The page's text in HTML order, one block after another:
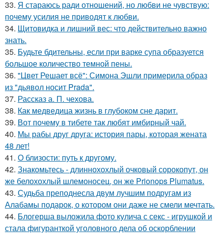
33. Я стараюсь ради отношений, но любви не чувствую:
почему усилия не приводят к любви.
34. Щитовидка и лишний вес: что действительно важно
знать.
35. Будьте бдительны, если при варке супа образуется
большое количество темной пены.
36. "Цвет Решает всё": Симона Эшли примерила образ
из "дьявол носит Prada".
37. Рассказ а. П. чехова.
38. Как медведица жизнь в глубоком сне дарит.
39. Вот почему в тибете так любят имбирный чай.
40. Мы рабы друг друга: история пары, которая жената
48 лет!
41. О близости: путь к другому.
42. Знакомьтесь - длиннохохлый очковый сорокопут, он
же белохохлый шлемоносец, он же Prionops Plumatus.
43. Судьба преподнесла двум лучшим подругам из
Алабамы подарок, о котором они даже не смели мечтать.
44. Блогерша выложила фото кулича с секс - игрушкой и
стала фигуранткой уголовного дела об оскорблении